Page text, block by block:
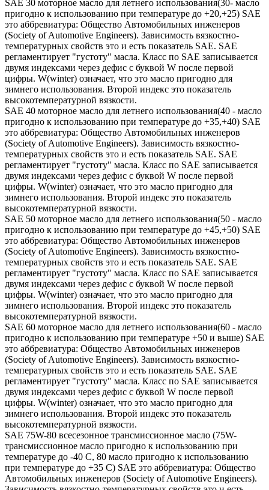
SAE 30 моторное масло для летнего использования(30- масло
пригодно к использованию при температуре до +20,+25) SAE
это аббревиатура: Общество Автомобильных инженеров
(Society of Automotive Engineers). Зависимость вязкостно-
температурных свойств это и есть показатель SAE. SAE
регламентирует "густоту" масла. Класс по SAE записывается
двумя индексами через дефис с буквой W после первой
цифры. W(winter) означает, что это масло пригодно для
зимнего использования. Второй индекс это показатель
высокотемпературной вязкости.
SAE 40 моторное масло для летнего использования(40 - масло
пригодно к использованию при температуре до +35,+40) SAE
это аббревиатура: Общество Автомобильных инженеров
(Society of Automotive Engineers). Зависимость вязкостно-
температурных свойств это и есть показатель SAE. SAE
регламентирует "густоту" масла. Класс по SAE записывается
двумя индексами через дефис с буквой W после первой
цифры. W(winter) означает, что это масло пригодно для
зимнего использования. Второй индекс это показатель
высокотемпературной вязкости.
SAE 50 моторное масло для летнего использования(50 - масло
пригодно к использованию при температуре до +45,+50) SAE
это аббревиатура: Общество Автомобильных инженеров
(Society of Automotive Engineers). Зависимость вязкостно-
температурных свойств это и есть показатель SAE. SAE
регламентирует "густоту" масла. Класс по SAE записывается
двумя индексами через дефис с буквой W после первой
цифры. W(winter) означает, что это масло пригодно для
зимнего использования. Второй индекс это показатель
высокотемпературной вязкости.
SAE 60 моторное масло для летнего использования(60 - масло
пригодно к использованию при температуре +50 и выше) SAE
это аббревиатура: Общество Автомобильных инженеров
(Society of Automotive Engineers). Зависимость вязкостно-
температурных свойств это и есть показатель SAE. SAE
регламентирует "густоту" масла. Класс по SAE записывается
двумя индексами через дефис с буквой W после первой
цифры. W(winter) означает, что это масло пригодно для
зимнего использования. Второй индекс это показатель
высокотемпературной вязкости.
SAE 75W-80 всесезонное трансмиссионное масло (75W-
трансмиссионное масло пригодно к использованию при
температуре до -40 С, 80 масло пригодно к использованию
при температуре до +35 С) SAE это аббревиатура: Общество
Автомобильных инженеров (Society of Automotive Engineers).